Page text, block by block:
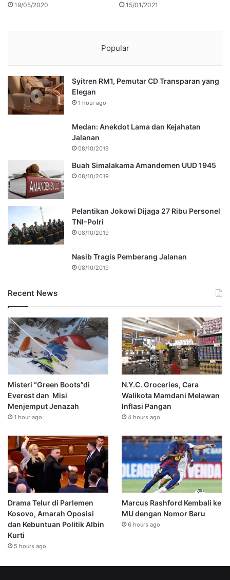
19/05/2020 15/01/2021
Popular
Syitren RM1, Pemutar CD Transparan yang
Elegan
1 hour ago
Medan: Anekdot Lama dan Kejahatan
Jalanan
08/10/2019
Buah Simalakama Amandemen UUD 1945
08/10/2019
Pelantikan Jokowi Dijaga 27 Ribu Personel
TNI-Polri
08/10/2019
Nasib Tragis Pemberang Jalanan
08/10/2019
Recent News
Misteri “Green Boots”di
Everest dan Misi
Menjemput Jenazah
1 hour ago
N.Y.C. Groceries, Cara
Walikota Mamdani Melawan
Inflasi Pangan
4 hours ago
Drama Telur di Parlemen
Kosovo, Amarah Oposisi
dan Kebuntuan Politik Albin
Kurti
5 hours ago
Marcus Rashford Kembali ke
MU dengan Nomor Baru
6 hours ago